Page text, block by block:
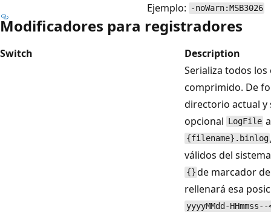
Ejemplo: -noWarn:MSB3026
Modificadores para registradores
Switch
Description
Serializa todos
comprimido. De
directorio actual
opcional LogFile
{filename}.binlog
válidos del
{} de marcador
rellenará esa
yyyyMMdd-